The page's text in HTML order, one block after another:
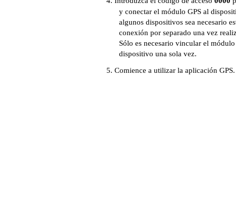
y conectar el módulo GPS al
algunos dispositivos sea necesario
conexión por separado una vez
Sólo es necesario vincular el módulo
dispositivo una sola vez.
5. Comience a utilizar la aplicación GPS.